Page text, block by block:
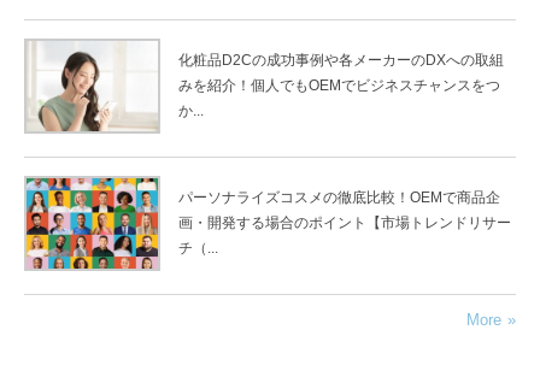
化粧品D2Cの成功事例や各メーカーのDXへの取組
みを紹介！個人でもOEMでビジネスチャンスをつ
か...
パーソナライズコスメの徹底比較！OEMで商品企
画・開発する場合のポイント【市場トレンドリサー
チ（...
More